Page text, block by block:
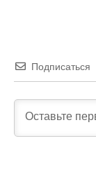
Подписаться